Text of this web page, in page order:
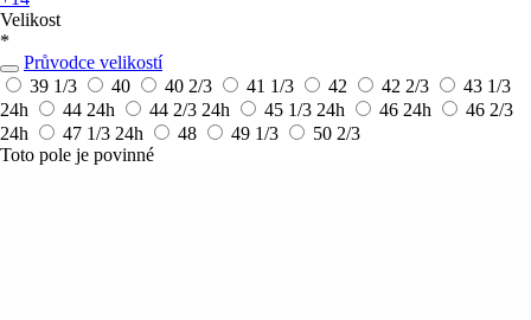
Velikost
*
Průvodce velikostí
39 1/3
40 40 2/3 41 1/3 42 42 2/3
43 1/3
24h
44 24h 44 2/3 24h 45 1/3 24h 46 24h
46 2/3
24h
47 1/3 24h 48 49 1/3
50 2/3
Toto pole je povinné